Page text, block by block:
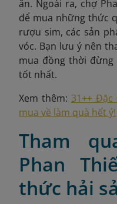
ăn. Ngoài ra, chợ
để mua những thức
rượu sim, các sản
vóc. Bạn lưu ý nên
mua đồng thời đừng
tốt nhất.
Xem thêm: 31++
mua về làm quà hết ý!
Tham
Phan
thức hải